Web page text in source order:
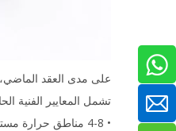
على مدى العقد الماضي،
تشمل المعايير الفنية
• 4-8 مناطق حرارة مستقلة